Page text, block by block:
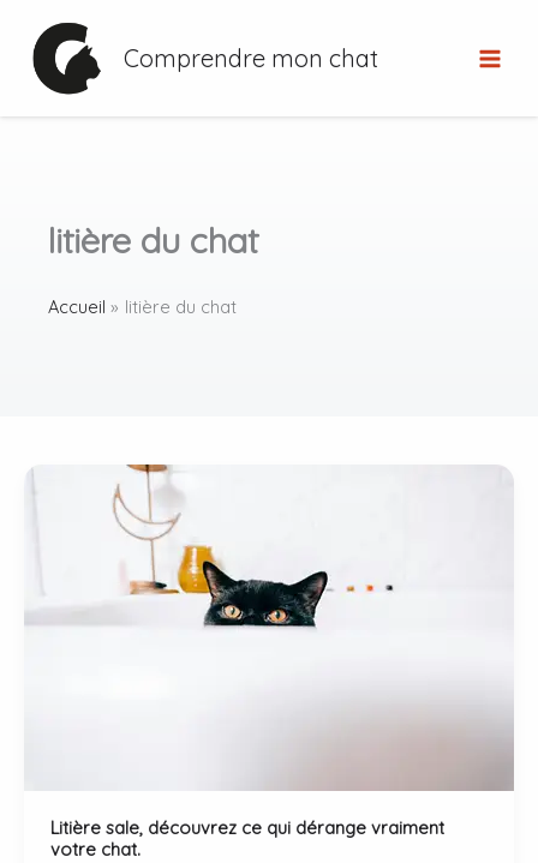
contenu
Comprendre mon chat
litière du chat
Accueil litière du chat
Litière sale, découvrez ce qui dérange vraiment
votre chat.